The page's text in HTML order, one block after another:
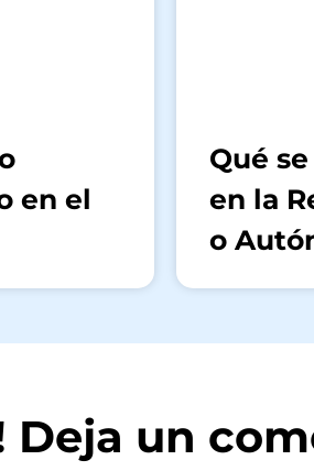
en el
Qué
en la
o
Deja un